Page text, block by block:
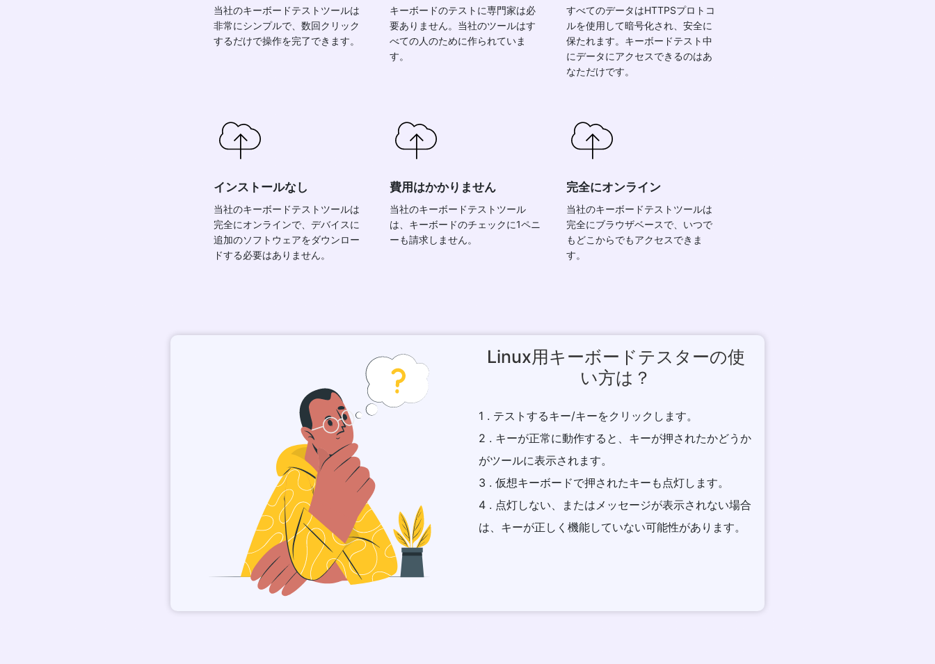
当社のキーボードテストツールは
非常にシンプルで、数回クリック
するだけで操作を完了できます。
キーボードのテストに専門家は必
要ありません。当社のツールはす
べての人のために作られていま
す。
すべてのデータはHTTPSプロトコ
ルを使用して暗号化され、安全に
保たれます。キーボードテスト中
にデータにアクセスできるのはあ
なただけです。
インストールなし
当社のキーボードテストツールは
完全にオンラインで、デバイスに
追加のソフトウェアをダウンロー
ドする必要はありません。
費用はかかりません
当社のキーボードテストツール
は、キーボードのチェックに1ペニ
ーも請求しません。
完全にオンライン
当社のキーボードテストツールは
完全にブラウザベースで、いつで
もどこからでもアクセスできま
す。
Linux用キーボードテスターの使
い方は？
1 . テストするキー/キーをクリックします。
2 . キーが正常に動作すると、キーが押されたかどうか
がツールに表示されます。
3 . 仮想キーボードで押されたキーも点灯します。
4 . 点灯しない、またはメッセージが表示されない場合
は、キーが正しく機能していない可能性があります。